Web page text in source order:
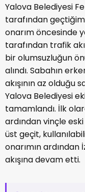
Yalova Belediyesi
tarafından
onarım öncesinde
tarafından trafik
bir olumsuzluğun
alındı. Sabahın
akışının az olduğu
Yalova Belediyesi
tamamlandı. İlk
ardından vinçle
üst geçit,
onarımın
akışına devam etti.